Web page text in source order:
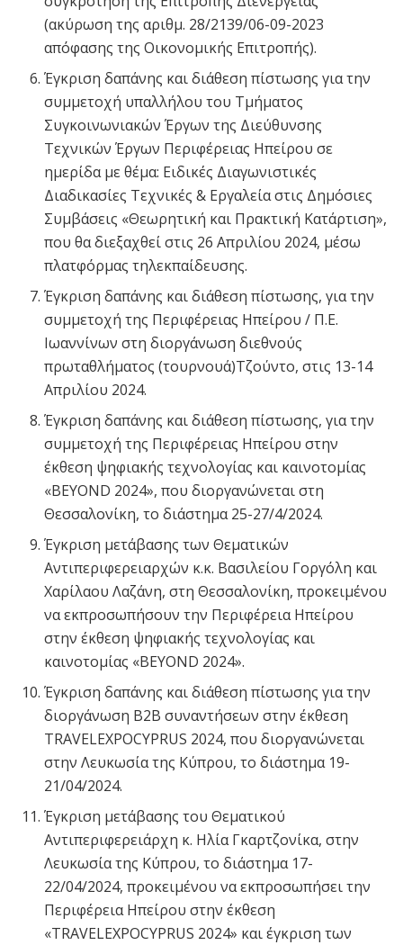
(ακύρωση της αριθμ. 28/2139/06-09-2023
απόφασης της Οικονομικής Επιτροπής).
Έγκριση δαπάνης και διάθεση πίστωσης για την
συμμετοχή υπαλλήλου του Τμήματος
Συγκοινωνιακών Έργων της Διεύθυνσης
Τεχνικών Έργων Περιφέρειας Ηπείρου σε
ημερίδα με θέμα: Eιδικές Διαγωνιστικές
Διαδικασίες Τεχνικές & Εργαλεία στις Δημόσιες
Συμβάσεις «Θεωρητική και Πρακτική Κατάρτιση»,
που θα διεξαχθεί στις 26 Απριλίου 2024, μέσω
πλατφόρμας τηλεκπαίδευσης.
Έγκριση δαπάνης και διάθεση πίστωσης, για την
συμμετοχή της Περιφέρειας Ηπείρου / Π.Ε.
Ιωαννίνων στη διοργάνωση διεθνούς
πρωταθλήματος (τουρνουά)Τζούντο, στις 13-14
Απριλίου 2024.
Έγκριση δαπάνης και διάθεση πίστωσης, για την
συμμετοχή της Περιφέρειας Ηπείρου στην
έκθεση ψηφιακής τεχνολογίας και καινοτομίας
«BEYOND 2024», που διοργανώνεται στη
Θεσσαλονίκη, το διάστημα 25-27/4/2024.
Έγκριση μετάβασης των Θεματικών
Αντιπεριφερειαρχών κ.κ. Βασιλείου Γοργόλη και
Χαρίλαου Λαζάνη, στη Θεσσαλονίκη, προκειμένου
να εκπροσωπήσουν την Περιφέρεια Ηπείρου
στην έκθεση ψηφιακής τεχνολογίας και
καινοτομίας «BEYOND 2024».
Έγκριση δαπάνης και διάθεση πίστωσης για την
διοργάνωση Β2Β συναντήσεων στην έκθεση
TRAVELEXPOCYPRUS 2024, που διοργανώνεται
στην Λευκωσία της Κύπρου, το διάστημα 19-
21/04/2024.
Έγκριση μετάβασης του Θεματικού
Αντιπεριφερειάρχη κ. Ηλία Γκαρτζονίκα, στην
Λευκωσία της Κύπρου, το διάστημα 17-
22/04/2024, προκειμένου να εκπροσωπήσει την
Περιφέρεια Ηπείρου στην έκθεση
«TRAVELEXPOCYPRUS 2024» και έγκριση των